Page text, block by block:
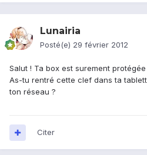
Lunairia
Posté(e) 29 février 2012
Salut ! Ta box est surement
As-tu rentré cette clef dans ta
ton réseau ?
Citer